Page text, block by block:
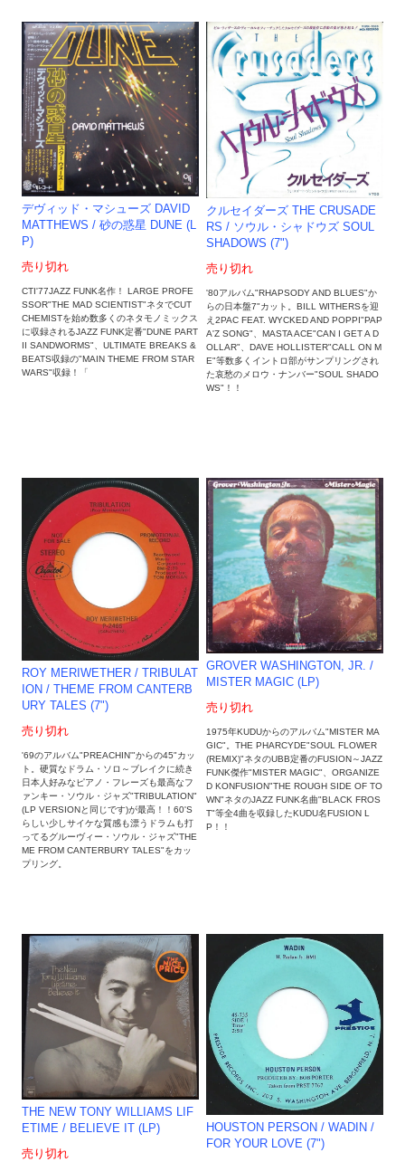
デヴィッド・マシューズ DAVID
MATTHEWS / 砂の惑星 DUNE (L
P)
売り切れ
CTI'77JAZZ FUNK名作！ LARGE PROFE
SSOR"THE MAD SCIENTIST"ネタでCUT
CHEMISTを始め数多くのネタモノミックス
に収録されるJAZZ FUNK定番"DUNE PART
II SANDWORMS"、ULTIMATE BREAKS &
BEATS収録の"MAIN THEME FROM STAR
WARS"収録！「
クルセイダーズ THE CRUSADE
RS ‎/ ソウル・シャドウズ SOUL
SHADOWS (7")
売り切れ
'80アルバム"RHAPSODY AND BLUES"か
らの日本盤7"カット。BILL WITHERSを迎
え2PAC FEAT. WYCKED AND POPPI"PAP
A'Z SONG"、MASTA ACE"CAN I GET A D
OLLAR"、DAVE HOLLISTER"CALL ON M
E"等数多くイントロ部がサンプリングされ
た哀愁のメロウ・ナンバー"SOUL SHADO
WS"！！
ROY MERIWETHER / TRIBULAT
ION / THEME FROM CANTERB
URY TALES (7")
売り切れ
'69のアルバム"PREACHIN'"からの45"カッ
ト。硬質なドラム・ソロ～ブレイクに続き
日本人好みなピアノ・フレーズも最高なフ
ァンキー・ソウル・ジャズ"TRIBULATION"
(LP VERSIONと同じです)が最高！！60'S
らしい少しサイケな質感も漂うドラムも打
ってるグルーヴィー・ソウル・ジャズ"THE
ME FROM CANTERBURY TALES"をカッ
プリング。
GROVER WASHINGTON, JR. ‎/
MISTER MAGIC (LP)
売り切れ
1975年KUDUからのアルバム"MISTER MA
GIC"。THE PHARCYDE"SOUL FLOWER
(REMIX)"ネタのUBB定番のFUSION～JAZZ
FUNK傑作"MISTER MAGIC"、ORGANIZE
D KONFUSION"THE ROUGH SIDE OF TO
WN"ネタのJAZZ FUNK名曲"BLACK FROS
T"等全4曲を収録したKUDU名FUSION L
P！！
THE NEW TONY WILLIAMS LIF
ETIME / BELIEVE IT (LP)
売り切れ
HOUSTON PERSON ‎/ WADIN /
FOR YOUR LOVE (7")